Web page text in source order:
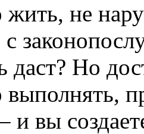
жить, не
с
даст? Но
и вы